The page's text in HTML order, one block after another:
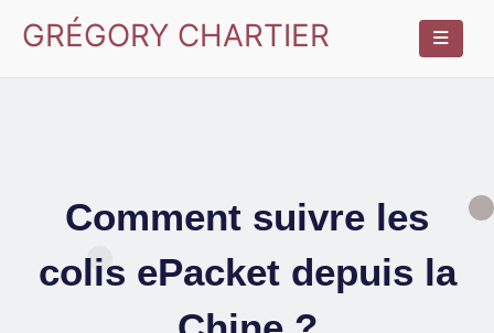
GRÉGORY CHARTIER
Comment suivre les
colis ePacket depuis la